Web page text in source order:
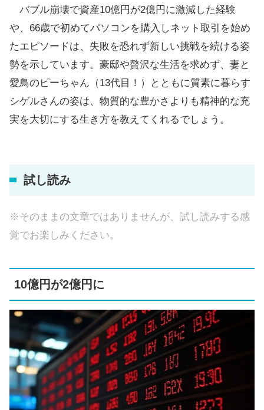
バブル崩壊で資産10億円が2億円に激減した経験
や、66歳で初めてパソコンを購入しネット取引を始め
たエピソードは、失敗を恐れず新しい挑戦を続ける姿
勢を示しています。豪邸や贅沢な生活を求めず、妻と
愛鳥のピーちゃん（13代目！）とともに質素に暮らす
シゲルさんの姿は、物質的な豊かさよりも精神的な充
実を大切にする生き方を教えてくれるでしょう。
試し読み
※そのままの文章ではありませんが、試し読みする感
覚でお楽しみください。
10億円が2億円に